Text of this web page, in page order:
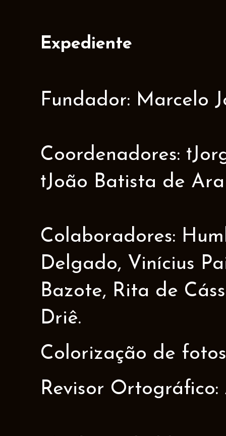
Expediente
Fundador: Marcelo
Coordenadores:
†João Batista de
Colaboradores:
Delgado, Vinícius
Bazote, Rita de
Driê.
Colorização de
Revisor Ortográfico: